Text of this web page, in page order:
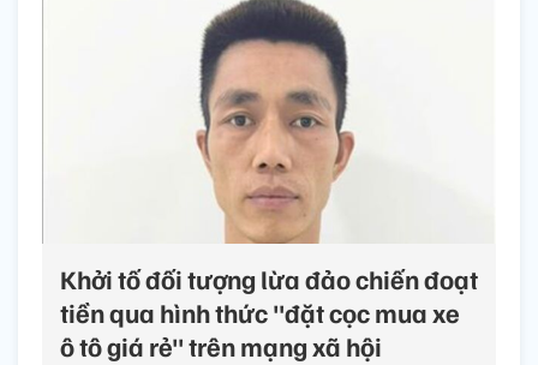
Khởi tố đối tượng lừa đảo chiến đoạt
tiền qua hình thức "đặt cọc mua xe
ô tô giá rẻ" trên mạng xã hội